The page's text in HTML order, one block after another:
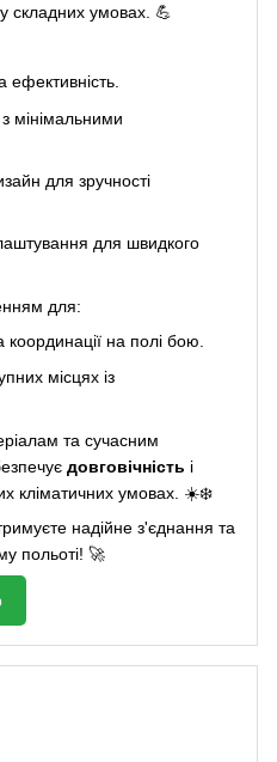
складних умовах. 💪
ефективність.
мінімальними
для зручності
для швидкого
для:
на полі бою.
місцях із
та сучасним
довговічність і
кліматичних умовах. ☀️❄️
надійне з'єднання та
польоті! 🚀